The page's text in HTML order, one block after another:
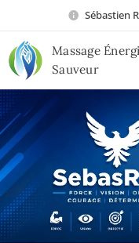
Sébastien
Massage
Sauveur